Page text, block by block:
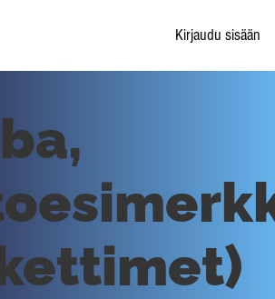
Kirjaudu sisään